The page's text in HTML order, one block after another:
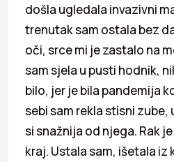
došla ugledala invazivni
trenutak sam ostala bez
oči, srce mi je zastalo na
sam sjela u pusti hodnik,
bilo, jer je bila pandemija
sebi sam rekla stisni zube,
si snažnija od njega. Rak
kraj. Ustala sam, išetala iz